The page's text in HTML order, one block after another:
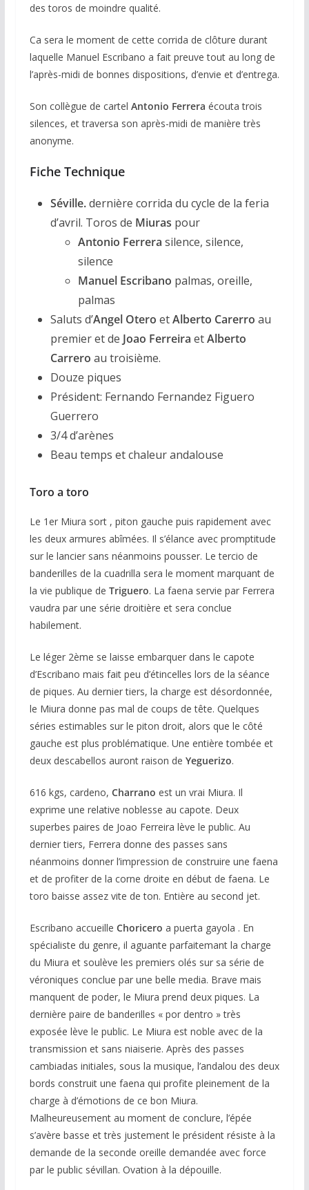
des toros de moindre qualité.
Ca sera le moment de cette corrida de clôture durant
laquelle Manuel Escribano a fait preuve tout au long de
l’après-midi de bonnes dispositions, d’envie et d’entrega.
Son collègue de cartel Antonio Ferrera écouta trois
silences, et traversa son après-midi de manière très
anonyme.
Fiche Technique
Séville.dernière corrida du cycle de la feria
d’avril. Toros de Miuras pour
Antonio Ferrera silence, silence,
silence
Manuel Escribano palmas, oreille,
palmas
Saluts d’Angel Otero etAlberto Carerro au
premier et de Joao Ferreira etAlberto
Carrero au troisième.
Douze piques
Président: Fernando Fernandez Figuero
Guerrero
3/4 d’arènes
Beau temps et chaleur andalouse
Toro a toro
Le 1er Miura sort , piton gauche puis rapidement avec
les deux armures abîmées. Il s’élance avec promptitude
sur le lancier sans néanmoins pousser. Le tercio de
banderilles de la cuadrilla sera le moment marquant de
la vie publique de Triguero. La faena servie par Ferrera
vaudra par une série droitière et sera conclue
habilement.
Le léger 2ème se laisse embarquer dans le capote
d’Escribano mais fait peu d’étincelles lors de la séance
de piques. Au dernier tiers, la charge est désordonnée,
le Miura donne pas mal de coups de tête. Quelques
séries estimables sur le piton droit, alors que le côté
gauche est plus problématique. Une entière tombée et
deux descabellos auront raison de Yeguerizo.
616 kgs, cardeno, Charrano est un vrai Miura. Il
exprime une relative noblesse au capote. Deux
superbes paires de Joao Ferreira lève le public. Au
dernier tiers, Ferrera donne des passes sans
néanmoins donner l’impression de construire une faena
et de profiter de la corne droite en début de faena. Le
toro baisse assez vite de ton. Entière au second jet.
Escribano accueille Choricero a puerta gayola . En
spécialiste du genre, il aguante parfaitemant la charge
du Miura et soulève les premiers olés sur sa série de
véroniques conclue par une belle media. Brave mais
manquent de poder, le Miura prend deux piques. La
dernière paire de banderilles « por dentro » très
exposée lève le public. Le Miura est noble avec de la
transmission et sans niaiserie. Après des passes
cambiadas initiales, sous la musique, l’andalou des deux
bords construit une faena qui profite pleinement de la
charge à d’émotions de ce bon Miura.
Malheureusement au moment de conclure, l’épée
s’avère basse et très justement le président résiste à la
demande de la seconde oreille demandée avec force
par le public sévillan. Ovation à la dépouille.